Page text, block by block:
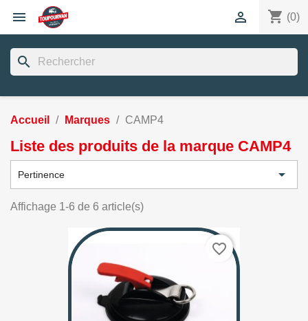
 shopping_cart (0)

search
Accueil Marques CAMP4
Liste des produits de la marque CAMP4
Pertinence 
Affichage 1-6 de 6 article(s)
favorite_border